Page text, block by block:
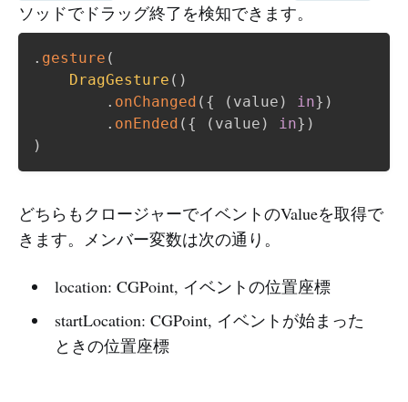
ソッドでドラッグ終了を検知できます。
. gesture (
DragGesture ( )
. onChanged ( { ( value ) in} )
. onEnded ( { ( value ) in} )
)
どちらもクロージャーでイベントのValueを取得で
きます。メンバー変数は次の通り。
location: CGPoint, イベントの位置座標
startLocation: CGPoint, イベントが始まった
ときの位置座標